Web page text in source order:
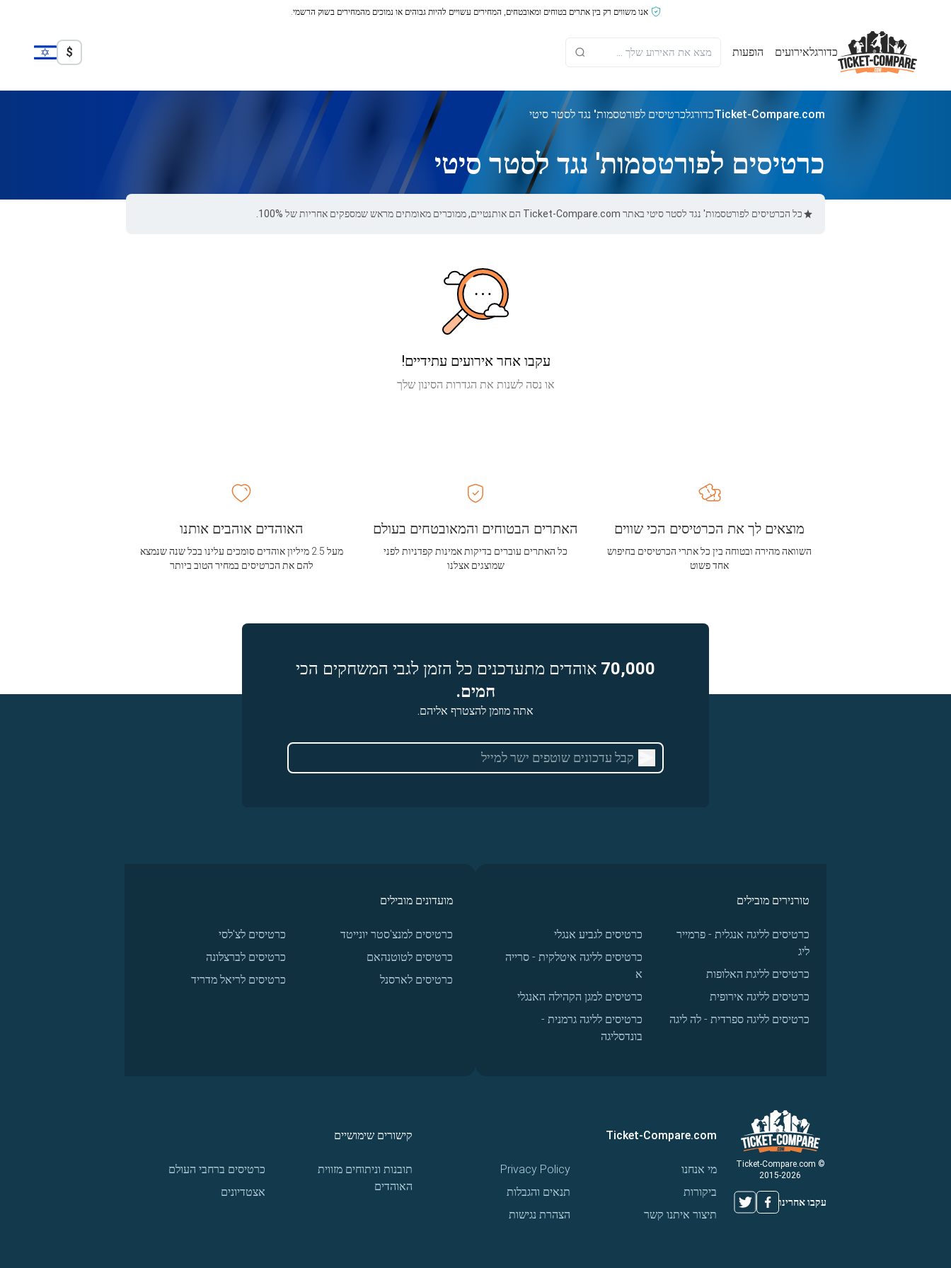
אנו משווים רק בין אתרים בטוחים ומאובטחים, המחירים עשויים להיות גבוהים או נמוכים מהמחירים בשוק הרשמי.
כדורגלאירועים הופעות $
Ticket-Compare.comכדורגלכרטיסים לפורטסמות' נגד לסטר סיטי
כרטיסים לפורטסמות' נגד לסטר סיטי
כל הכרטיסים לפורטסמות' נגד לסטר סיטי באתר Ticket-Compare.com הם אותנטיים, ממוכרים מאומתים מראש שמספקים אחריות של 100%.
עקבו אחר אירועים עתידיים!
או נסה לשנות את הגדרות הסינון שלך
האתרים הבטוחים והמאובטחים בעולם
כל האתרים עוברים בדיקות אמינות קפדניות לפני
שמוצגים אצלנו
מוצאים לך את הכרטיסים הכי שווים
השוואה מהירה ובטוחה בין כל אתרי הכרטיסים בחיפוש
אחד פשוט
האוהדים אוהבים אותנו
מעל 2.5 מיליון אוהדים סומכים עלינו בכל שנה שנמצא
להם את הכרטיסים במחיר הטוב ביותר
70,000 אוהדים מתעדכנים כל הזמן לגבי המשחקים הכי
חמים.
אתה מוזמן להצטרף אליהם.
טורנירים מובילים
כרטיסים לליגה אנגלית - פרמייר
ליג
כרטיסים לליגת האלופות
כרטיסים לליגה אירופית
כרטיסים לליגה ספרדית - לה ליגה
כרטיסים לגביע אנגלי
כרטיסים לליגה איטלקית - סרייה
א
כרטיסים למגן הקהילה האנגלי
כרטיסים לליגה גרמנית -
בונדסליגה
מועדונים מובילים
כרטיסים למנצ'סטר יונייטד
כרטיסים לטוטנהאם
כרטיסים לארסנל
כרטיסים לצ'לסי
כרטיסים לברצלונה
כרטיסים לריאל מדריד
© Ticket-Compare.com
2015-2026
עקבו אחרינו
Ticket-Compare.com
מי אנחנו
ביקורות
תיצור איתנו קשר
Privacy Policy
תנאים והגבלות
הצהרת נגישות
קישורים שימושיים
תובנות וניתוחים מזווית
האוהדים
כרטיסים ברחבי העולם
אצטדיונים